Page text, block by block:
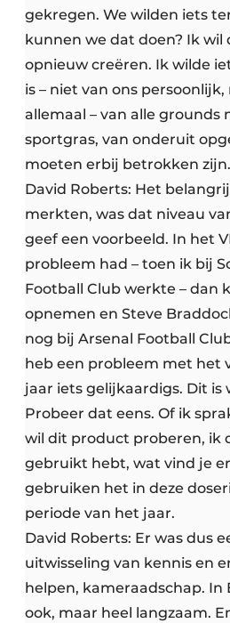
gekregen. We wilden iets
kunnen we dat doen? Ik wil
opnieuw creëren. Ik wilde
is – niet van ons
allemaal – van alle grounds
sportgras, van onderuit
moeten erbij betrokken zijn.
David Roberts: Het
merkten, was dat niveau
geef een voorbeeld. In het
probleem had – toen ik bij
Football Club werkte – dan
opnemen en Steve
nog bij Arsenal Football
heb een probleem met het
jaar iets gelijkaardigs. Dit is
Probeer dat eens. Of ik
wil dit product proberen, ik
gebruikt hebt, wat vind je
gebruiken het in deze
periode van het jaar.
David Roberts: Er was dus
uitwisseling van kennis en
helpen, kameraadschap.
ook, maar heel langzaam.